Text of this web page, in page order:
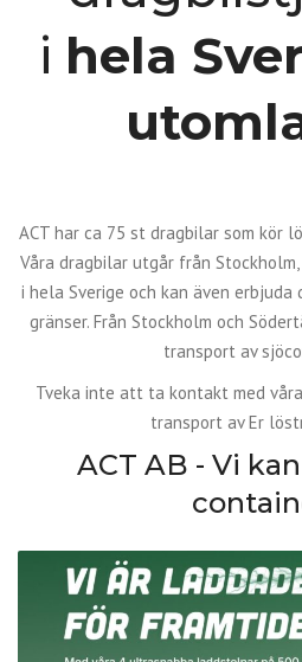
i hela
ACT har ca 75 st dragbilar som kör
Våra dragbilar utgår från
i hela Sverige och kan även
gränser. Från Stockholm och
transport av
Tveka inte att ta kontakt med
transport av Er
ACT AB - Vi